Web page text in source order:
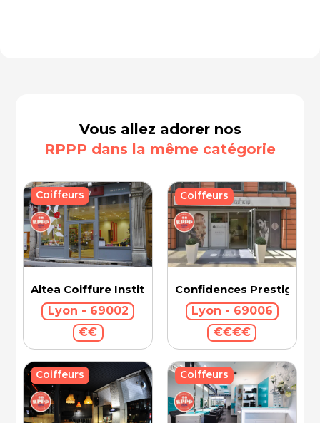
Vous allez adorer nos
RPPP dans la même catégorie
Altea Coiffure Institut
Lyon - 69002
€€
Coiffeurs
Confidences Prestige
Lyon - 69006
€€€€
Coiffeurs
Coiffeurs Coiffeurs